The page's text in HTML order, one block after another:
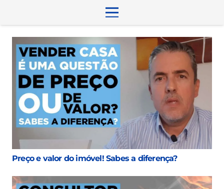
Preço e valor do imóvel! Sabes a diferença?